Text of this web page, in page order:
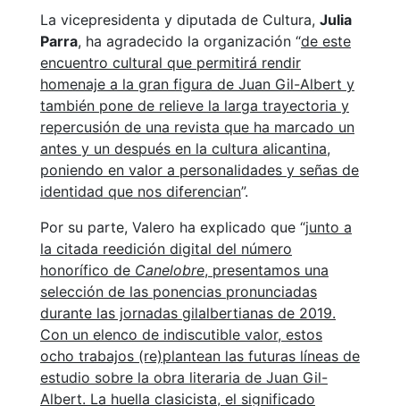
La vicepresidenta y diputada de Cultura, Julia
Parra, ha agradecido la organización “de este
encuentro cultural que permitirá rendir
homenaje a la gran figura de Juan Gil-Albert y
también pone de relieve la larga trayectoria y
repercusión de una revista que ha marcado un
antes y un después en la cultura alicantina,
poniendo en valor a personalidades y señas de
identidad que nos diferencian”.
Por su parte, Valero ha explicado que “junto a
la citada reedición digital del número
honorífico de Canelobre, presentamos una
selección de las ponencias pronunciadas
durante las jornadas gilalbertianas de 2019.
Con un elenco de indiscutible valor, estos
ocho trabajos (re)plantean las futuras líneas de
estudio sobre la obra literaria de Juan Gil-
Albert. La huella clasicista, el significado